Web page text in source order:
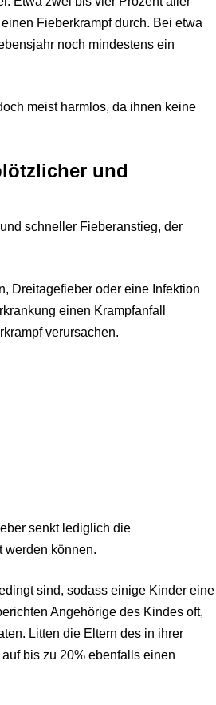
Fieberkrampf durch. Bei etwa
noch mindestens ein
meist harmlos, da ihnen keine
und
schneller Fieberanstieg, der
Dreitagefieber oder eine Infektion
einen Krampfanfall
verursachen.
senkt lediglich die
werden können.
sind, sodass einige Kinder eine
Angehörige des Kindes oft,
Litten die Eltern des in ihrer
bis zu 20% ebenfalls einen